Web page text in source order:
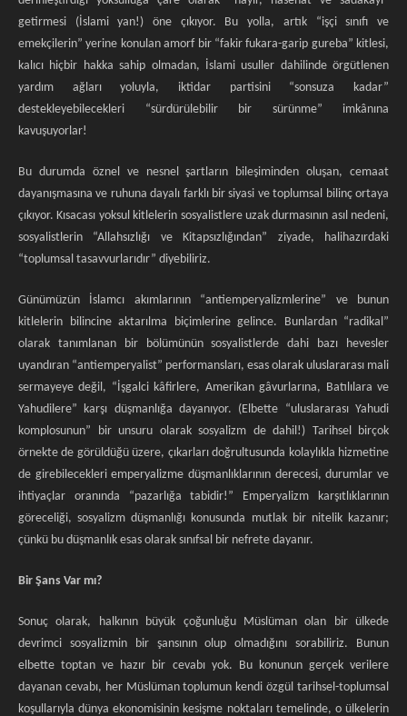
getirmesi (İslami yan!) öne çıkıyor. Bu yolla, artık “işçi sınıfı ve
emekçilerin” yerine konulan amorf bir “fakir fukara-garip gureba” kitlesi,
kalıcı hiçbir hakka sahip olmadan, İslami usuller dahilinde örgütlenen
yardım ağları yoluyla, iktidar partisini “sonsuza kadar”
destekleyebilecekleri “sürdürülebilir bir sürünme” imkânına
kavuşuyorlar!
Bu durumda öznel ve nesnel şartların bileşiminden oluşan, cemaat
dayanışmasına ve ruhuna dayalı farklı bir siyasi ve toplumsal bilinç ortaya
çıkıyor. Kısacası yoksul kitlelerin sosyalistlere uzak durmasının asıl nedeni,
sosyalistlerin “Allahsızlığı ve Kitapsızlığından” ziyade, halihazırdaki
“toplumsal tasavvurlarıdır” diyebiliriz.
Günümüzün İslamcı akımlarının “antiemperyalizmlerine” ve bunun
kitlelerin bilincine aktarılma biçimlerine gelince. Bunlardan “radikal”
olarak tanımlanan bir bölümünün sosyalistlerde dahi bazı hevesler
uyandıran “antiemperyalist” performansları, esas olarak uluslararası mali
sermayeye değil, “İşgalci kâfirlere, Amerikan gâvurlarına, Batılılara ve
Yahudilere” karşı düşmanlığa dayanıyor. (Elbette “uluslararası Yahudi
komplosunun” bir unsuru olarak sosyalizm de dahil!) Tarihsel birçok
örnekte de görüldüğü üzere, çıkarları doğrultusunda kolaylıkla hizmetine
de girebilecekleri emperyalizme düşmanlıklarının derecesi, durumlar ve
ihtiyaçlar oranında “pazarlığa tabidir!” Emperyalizm karşıtlıklarının
göreceliği, sosyalizm düşmanlığı konusunda mutlak bir nitelik kazanır;
çünkü bu düşmanlık esas olarak sınıfsal bir nefrete dayanır.
Bir Şans Var mı?
Sonuç olarak, halkının büyük çoğunluğu Müslüman olan bir ülkede
devrimci sosyalizmin bir şansının olup olmadığını sorabiliriz. Bunun
elbette toptan ve hazır bir cevabı yok. Bu konunun gerçek verilere
dayanan cevabı, her Müslüman toplumun kendi özgül tarihsel-toplumsal
koşullarıyla dünya ekonomisinin kesişme noktaları temelinde, o ülkelerin